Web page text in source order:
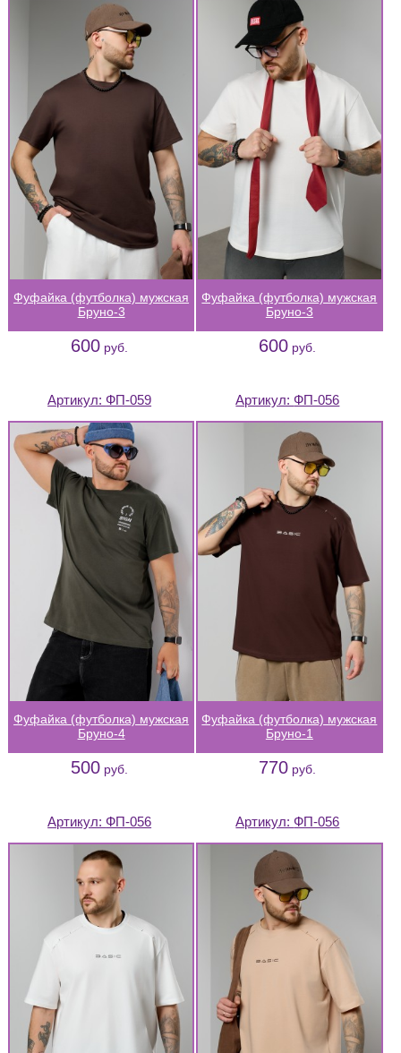
Фуфайка (футболка) мужская
Бруно-3
600 руб.
Фуфайка (футболка) мужская
Бруно-3
600 руб.
Артикул:ФП-059
Фуфайка (футболка) мужская
Бруно-4
500 руб.
Артикул:ФП-056
Фуфайка (футболка) мужская
Бруно-1
770 руб.
Артикул:ФП-056 Артикул:ФП-056